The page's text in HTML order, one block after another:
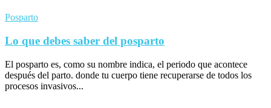
Posparto
Lo que debes saber del posparto
El posparto es, como su nombre indica, el periodo que acontece
después del parto. donde tu cuerpo tiene recuperarse de todos los
procesos invasivos...